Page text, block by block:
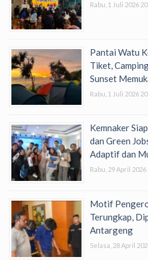
Rabu, 1 Juli 2026
Pantai Watu
Tiket,
Sunset
Rabu, 1 Juli 2026
Kemnaker
dan Green
Adaptif dan
Rabu, 29 April 2026
Motif
Terungkap,
Antargeng
Selasa, 28 April